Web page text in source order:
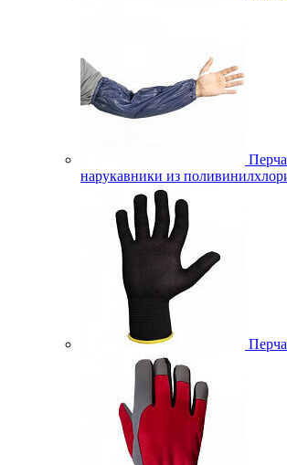
нарукавники из